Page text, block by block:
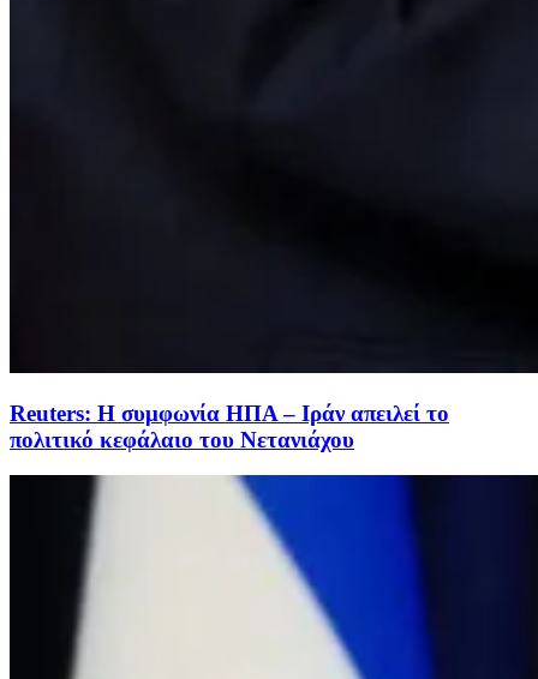
Reuters: Η συμφωνία ΗΠΑ – Ιράν απειλεί το
πολιτικό κεφάλαιο του Νετανιάχου